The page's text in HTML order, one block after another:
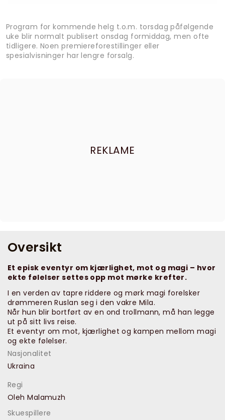
Program for kommende helg t.o.m. torsdag påfølgende
uke blir normalt publisert onsdag formiddag, men ofte
tidligere. Noen premiereforestillinger eller
spesialvisninger har lengre forsalg.
REKLAME
Oversikt
Et episk eventyr om kjærlighet, mot og magi – hvor
ekte følelser settes opp mot mørke krefter.
I en verden av tapre riddere og mørk magi forelsker
drømmeren Ruslan seg i den vakre Mila.
Når hun blir bortført av en ond trollmann, må han legge
ut på sitt livs reise.
Et eventyr om mot, kjærlighet og kampen mellom magi
og ekte følelser.
Nasjonalitet
Ukraina
Regi
Oleh Malamuzh
Skuespillere